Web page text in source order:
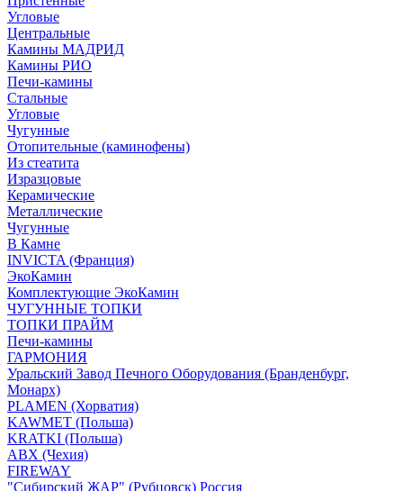
Угловые
Центральные
Камины МАДРИД
Камины РИО
Печи-камины
Стальные
Угловые
Чугунные
Отопительные (каминофены)
Из стеатита
Изразцовые
Керамические
Металлические
Чугунные
В Камне
INVICTA (Франция)
ЭкоКамин
Комплектующие ЭкоКамин
ЧУГУННЫЕ ТОПКИ
ТОПКИ ПРАЙМ
Печи-камины
ГАРМОНИЯ
Уральский Завод Печного Оборудования (Бранденбург,
Монарх)
PLAMEN (Хорватия)
KAWMET (Польша)
KRATKI (Польша)
ABX (Чехия)
FIREWAY
"Сибирский ЖАР" (Рубцовск) Россия